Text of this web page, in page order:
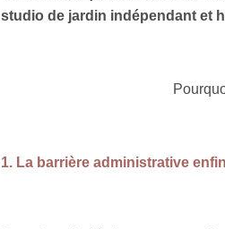
studio de jardin indépendant et
1. La barrière administrative